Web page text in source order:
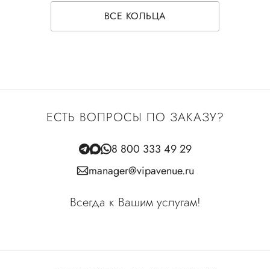
ВСЕ КОЛЬЦА
ЕСТЬ ВОПРОСЫ ПО ЗАКАЗУ?
8 800 333 49 29
manager@vipavenue.ru
Всегда к Вашим услугам!